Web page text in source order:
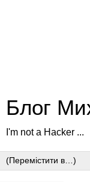
Блог
I'm not a Hacker ...